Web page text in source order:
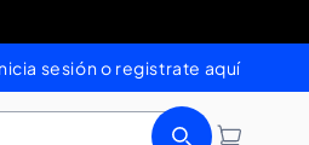
sesión o registrate aquí